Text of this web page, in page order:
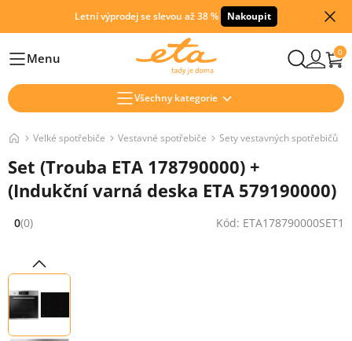
Letní výprodej se slevou až 38 % Nakoupit
HlavníMenu 0
Všechny kategorie
Velké spotřebiče Vestavné spotřebiče Sety vestavných spotřebičů
Set (Trouba ETA 178790000) +
(Indukční varná deska ETA 579190000)
Hodnocení: 0 z 5 (0 recenzí)
0(0) Kód: ETA178790000SET1